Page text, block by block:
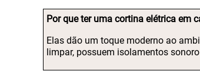
Por que ter uma cortina elétrica em
Elas dão um toque moderno ao
limpar, possuem isolamentos